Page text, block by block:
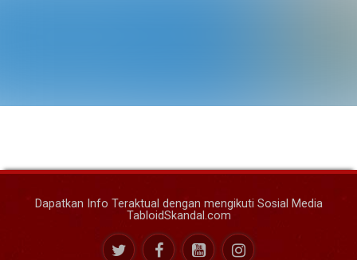
Dapatkan Info Teraktual dengan mengikuti Sosial Media
TabloidSkandal.com